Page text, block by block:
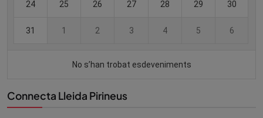
Connecta Lleida Pirineus